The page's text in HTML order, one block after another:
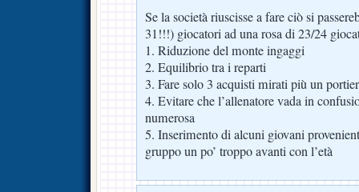
Se la società riuscisse a fare ciò si
31!!!) giocatori ad una rosa di 23/24
1. Riduzione del monte ingaggi
2. Equilibrio tra i reparti
3. Fare solo 3 acquisti mirati più un
4. Evitare che l’allenatore vada in
numerosa
5. Inserimento di alcuni giovani
gruppo un po’ troppo avanti con l’età